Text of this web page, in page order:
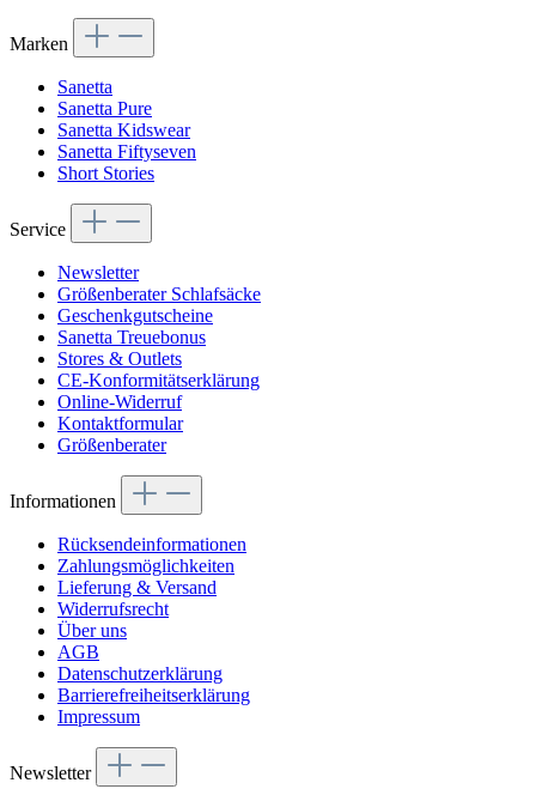
Marken
Sanetta
Sanetta Pure
Sanetta Kidswear
Sanetta Fiftyseven
Short Stories
Service
Newsletter
Größenberater Schlafsäcke
Geschenkgutscheine
Sanetta Treuebonus
Stores & Outlets
CE-Konformitätserklärung
Online-Widerruf
Kontaktformular
Größenberater
Informationen
Rücksendeinformationen
Zahlungsmöglichkeiten
Lieferung & Versand
Widerrufsrecht
Über uns
AGB
Datenschutzerklärung
Barrierefreiheitserklärung
Impressum
Newsletter